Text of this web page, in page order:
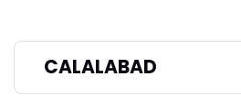
CALALABAD